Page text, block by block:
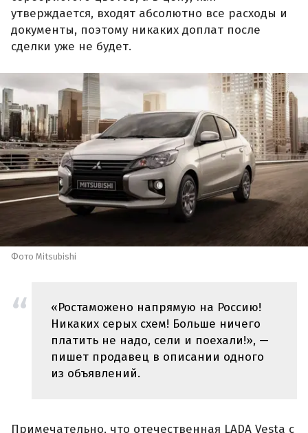
утверждается, входят абсолютно все расходы и
документы, поэтому никаких доплат после
сделки уже не будет.
Фото Mitsubishi
«Ростаможено напрямую на Россию!
Никаких серых схем! Больше ничего
платить не надо, сели и поехали!», —
пишет продавец в описании одного
из объявлений.
Примечательно, что отечественная LADA Vesta с